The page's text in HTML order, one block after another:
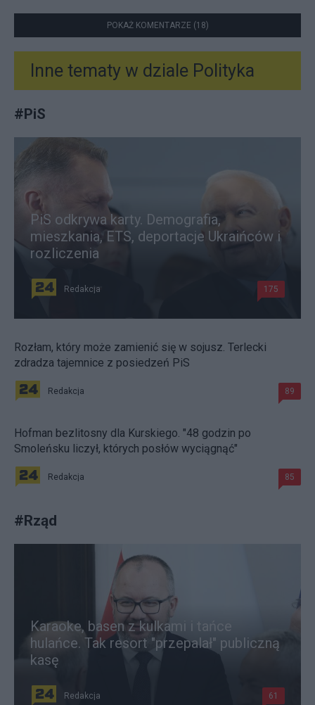
POKAŻ KOMENTARZE (18)
Inne tematy w dziale Polityka
#PiS
PiS odkrywa karty. Demografia,
mieszkania, ETS, deportacje Ukraińców i
rozliczenia
Redakcja 175
Rozłam, który może zamienić się w sojusz. Terlecki
zdradza tajemnice z posiedzeń PiS
Redakcja 89
Hofman bezlitosny dla Kurskiego. "48 godzin po
Smoleńsku liczył, których posłów wyciągnąć"
Redakcja 85
#Rząd
Karaoke, basen z kulkami i tańce
hulańce. Tak resort "przepalał" publiczną
kasę
Redakcja 61